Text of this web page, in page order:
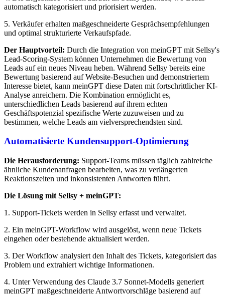
automatisch kategorisiert und priorisiert werden.
5. Verkäufer erhalten maßgeschneiderte Gesprächsempfehlungen
und optimal strukturierte Verkaufspfade.
Der Hauptvorteil: Durch die Integration von meinGPT mit Sellsy's
Lead-Scoring-System können Unternehmen die Bewertung von
Leads auf ein neues Niveau heben. Während Sellsy bereits eine
Bewertung basierend auf Website-Besuchen und demonstriertem
Interesse bietet, kann meinGPT diese Daten mit fortschrittlicher KI-
Analyse anreichern. Die Kombination ermöglicht es,
unterschiedlichen Leads basierend auf ihrem echten
Geschäftspotenzial spezifische Werte zuzuweisen und zu
bestimmen, welche Leads am vielversprechendsten sind.
Automatisierte Kundensupport-Optimierung
Die Herausforderung: Support-Teams müssen täglich zahlreiche
ähnliche Kundenanfragen bearbeiten, was zu verlängerten
Reaktionszeiten und inkonsistenten Antworten führt.
Die Lösung mit Sellsy + meinGPT:
1. Support-Tickets werden in Sellsy erfasst und verwaltet.
2. Ein meinGPT-Workflow wird ausgelöst, wenn neue Tickets
eingehen oder bestehende aktualisiert werden.
3. Der Workflow analysiert den Inhalt des Tickets, kategorisiert das
Problem und extrahiert wichtige Informationen.
4. Unter Verwendung des Claude 3.7 Sonnet-Modells generiert
meinGPT maßgeschneiderte Antwortvorschläge basierend auf